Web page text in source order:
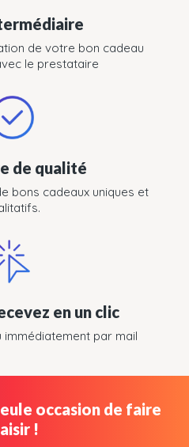
de votre bon cadeau
le prestataire
de qualité
bons cadeaux uniques et
en un clic
immédiatement par mail
occasion de faire
!